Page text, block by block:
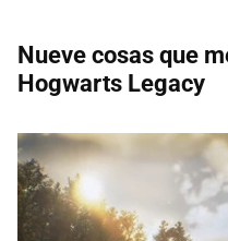
Nueve cosas que
Hogwarts Legacy